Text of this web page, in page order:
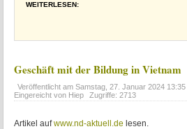
WEITERLESEN:
Geschäft mit der Bildung in Vietnam
Veröffentlicht am Samstag, 27. Januar 2024 13:35
Eingereicht von Hiep
Zugriffe: 2713
Artikel aufwww.nd-aktuell.de lesen.